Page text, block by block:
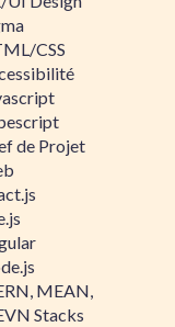
CSS
de Projet
MEAN,
Stacks